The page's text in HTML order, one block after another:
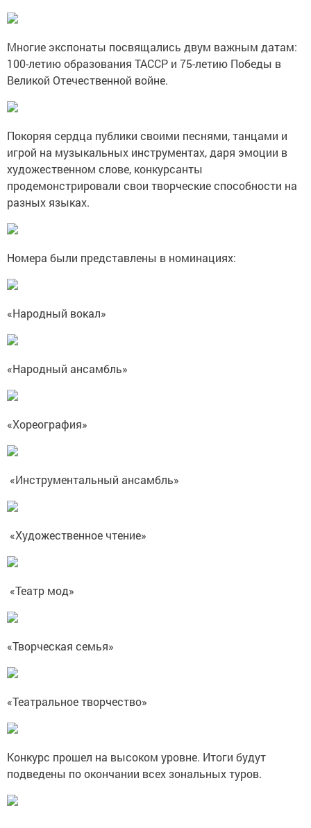
Многие экспонаты посвящались двум важным датам:
100-летию образования ТАССР и 75-летию Победы в
Великой Отечественной войне.
Покоряя сердца публики своими песнями, танцами и
игрой на музыкальных инструментах, даря эмоции в
художественном слове, конкурсанты
продемонстрировали свои творческие способности на
разных языках.
Номера были представлены в номинациях:
«Народный вокал»
«Народный ансамбль»
«Хореография»
«Инструментальный ансамбль»
«Художественное чтение»
«Театр мод»
«Творческая семья»
«Театральное творчество»
Конкурс прошел на высоком уровне. Итоги будут
подведены по окончании всех зональных туров.